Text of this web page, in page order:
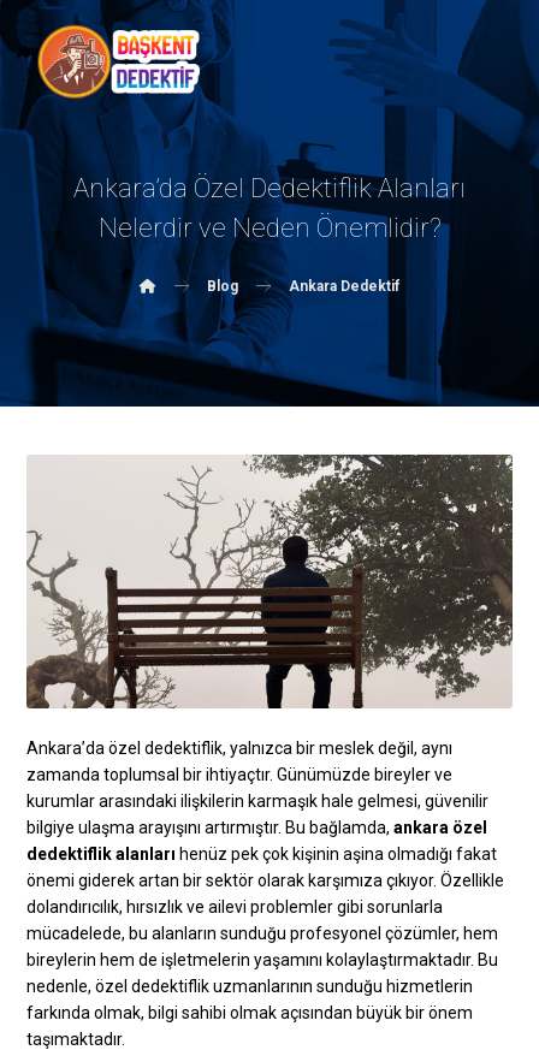
Ankara’da Özel Dedektiflik Alanları
Nelerdir ve Neden Önemlidir?
Blog Ankara Dedektif
Ankara’da özel dedektiflik, yalnızca bir meslek değil, aynı
zamanda toplumsal bir ihtiyaçtır. Günümüzde bireyler ve
kurumlar arasındaki ilişkilerin karmaşık hale gelmesi, güvenilir
bilgiye ulaşma arayışını artırmıştır. Bu bağlamda,ankara özel
dedektiflik alanları henüz pek çok kişinin aşina olmadığı fakat
önemi giderek artan bir sektör olarak karşımıza çıkıyor. Özellikle
dolandırıcılık, hırsızlık ve ailevi problemler gibi sorunlarla
mücadelede, bu alanların sunduğu profesyonel çözümler, hem
bireylerin hem de işletmelerin yaşamını kolaylaştırmaktadır. Bu
nedenle, özel dedektiflik uzmanlarının sunduğu hizmetlerin
farkında olmak, bilgi sahibi olmak açısından büyük bir önem
taşımaktadır.